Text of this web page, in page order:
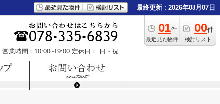
最終更新：2026年08月07日
01件
最近見た物件
00件
検討リスト
営業時間：10:00~19:00 定休日： 日・祝